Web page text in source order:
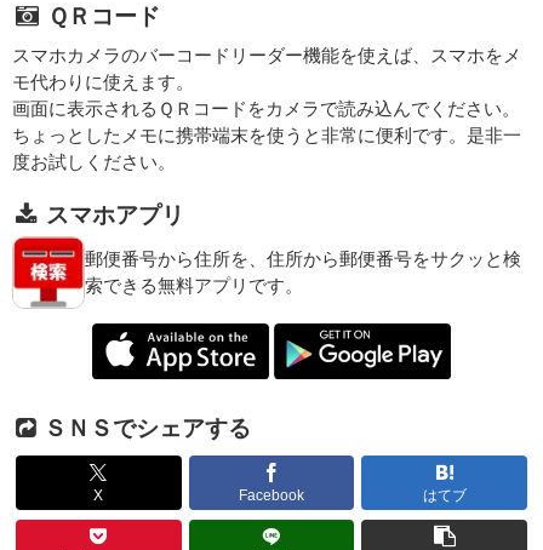
ＱＲコード
スマホカメラのバーコードリーダー機能を使えば、スマホをメ
モ代わりに使えます。
画面に表示されるＱＲコードをカメラで読み込んでください。
ちょっとしたメモに携帯端末を使うと非常に便利です。是非一
度お試しください。
スマホアプリ
郵便番号から住所を、住所から郵便番号をサクッと検
索できる無料アプリです。
ＳＮＳでシェアする
X Facebook はてブ